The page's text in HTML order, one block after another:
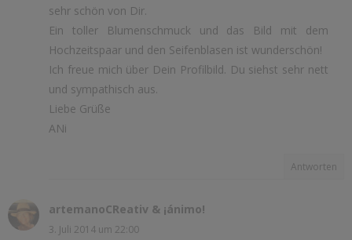
sehr schön von Dir.
Ein toller Blumenschmuck und das Bild mit dem
Hochzeitspaar und den Seifenblasen ist wunderschön!
Ich freue mich über Dein Profilbild. Du siehst sehr nett
und sympathisch aus.
Liebe Grüße
ANi
Antworten
artemanoCReativ & ¡ánimo!
3. Juli 2014 um 22:00